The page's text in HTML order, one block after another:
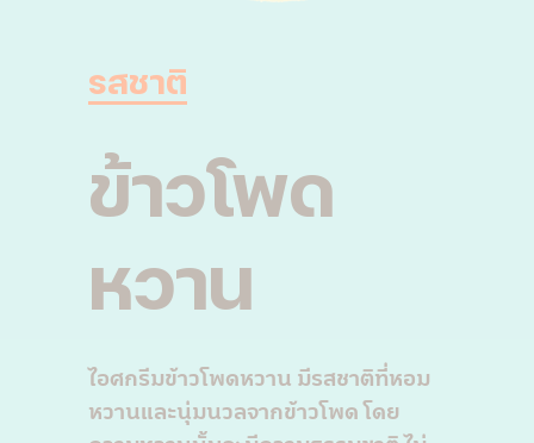
รสชาติ
ข้าวโพด
หวาน
ไอศกรีมข้าวโพดหวาน มีรสชาติที่หอม
หวานและนุ่มนวลจากข้าวโพด โดย